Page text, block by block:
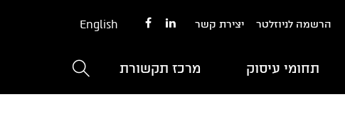
הרשמה לניוזלטר יצירת קשר English
תחומי עיסוק מרכז תקשורת